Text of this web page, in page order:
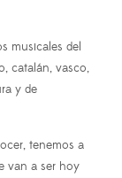
musicales del
catalán, vasco,
y de
tenemos a
van a ser hoy